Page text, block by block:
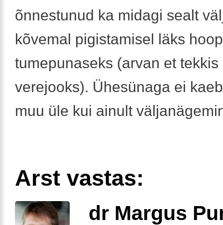
õnnestunud ka midagi sealt
kõvemal pigistamisel läks
tumepunaseks (arvan et
verejooks). Ühesünaga ei
muu üle kui ainult
Arst vastas:
dr Margus